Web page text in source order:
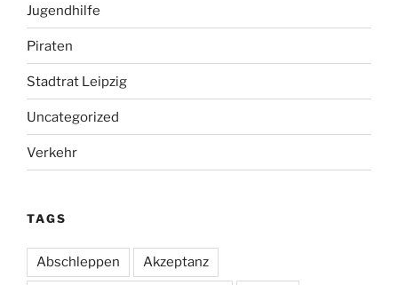
Jugendhilfe
Piraten
Stadtrat Leipzig
Uncategorized
Verkehr
TAGS
Abschleppen Akzeptanz